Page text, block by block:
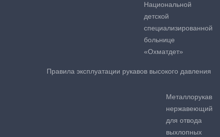
Национальной
детской
специализированной
больнице
«Охматдет»
Правила эксплуатации рукавов высокого давления
Металлорукав
нержавеющий
для отвода
выхлопных